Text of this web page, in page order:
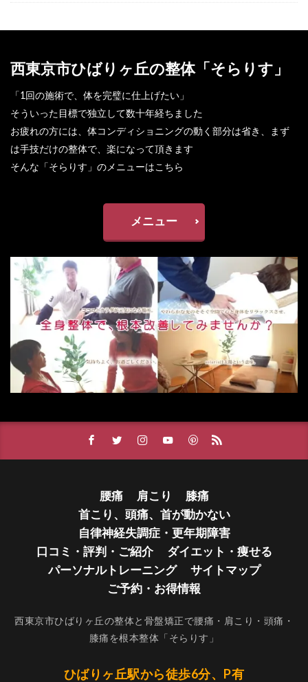
西東京市ひばりヶ丘の整体「そらりす」
「1回の施術で、体を完璧に仕上げたい」
そういった目標で独立して数十年経ちました
お疲れの方には、体コンディショニングの動く部分は省き、まず
は手技だけの整体で、楽になって頂きます
そんな「そらりす」のメニューはこちら
メニュー
腰痛 肩こり
膝痛
首こり、頭痛、首が動かない
自律神経失調症・更年期障害
口コミ・評判・ご紹介
ダイエット・痩せる
パーソナルトレーニング
サイトマップ
ご予約・お得情報
西東京市ひばりヶ丘の整体と骨盤矯正で腰痛・肩こり・頭痛・
膝痛を根本整体「そらりす」
ひばりヶ丘駅から徒歩6分、P有